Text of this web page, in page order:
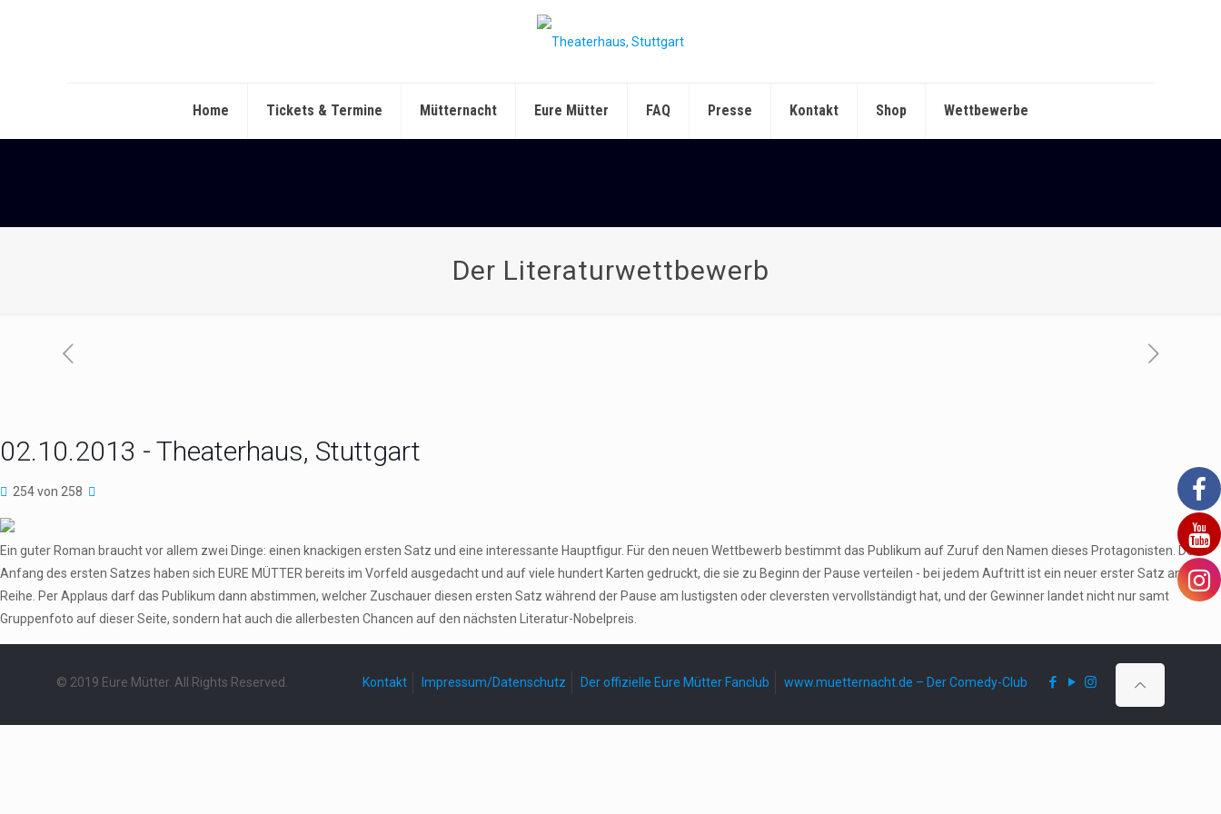
Home Tickets & Termine Mütternacht Eure Mütter FAQ Presse Kontakt Shop Wettbewerbe
Der Literaturwettbewerb
02.10.2013 - Theaterhaus, Stuttgart
254 von 258
Ein guter Roman braucht vor allem zwei Dinge: einen knackigen ersten Satz und eine interessante Hauptfigur. Für den neuen Wettbewerb bestimmt das Publikum auf Zuruf den Namen dieses Protagonisten. Den
Anfang des ersten Satzes haben sich EURE MÜTTER bereits im Vorfeld ausgedacht und auf viele hundert Karten gedruckt, die sie zu Beginn der Pause verteilen - bei jedem Auftritt ist ein neuer erster Satz an der
Reihe. Per Applaus darf das Publikum dann abstimmen, welcher Zuschauer diesen ersten Satz während der Pause am lustigsten oder cleversten vervollständigt hat, und der Gewinner landet nicht nur samt
Gruppenfoto auf dieser Seite, sondern hat auch die allerbesten Chancen auf den nächsten Literatur-Nobelpreis.
© 2019 Eure Mütter. All Rights Reserved. Kontakt Impressum/Datenschutz Der offizielle Eure Mütter Fanclub www.muetternacht.de – Der Comedy-Club